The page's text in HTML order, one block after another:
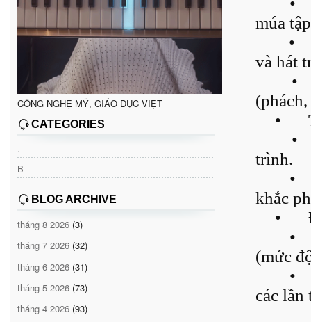
CÔNG NGHỆ MỸ, GIÁO DỤC VIỆT
CATEGORIES
.
B
BLOG ARCHIVE
tháng 8 2026 (3)
tháng 7 2026 (32)
tháng 6 2026 (31)
tháng 5 2026 (73)
tháng 4 2026 (93)
múa
•
và hát
•
•
•
trình.
•
khắc
•
•
(mức
•
các lần